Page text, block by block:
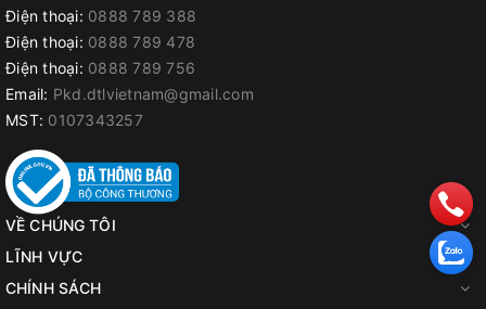
Điện thoại: 0888 789 388
Điện thoại: 0888 789 478
Điện thoại: 0888 789 756
Email: Pkd.dtlvietnam@gmail.com
MST: 0107343257
VỀ CHÚNG TÔI
LĨNH VỰC
CHÍNH SÁCH